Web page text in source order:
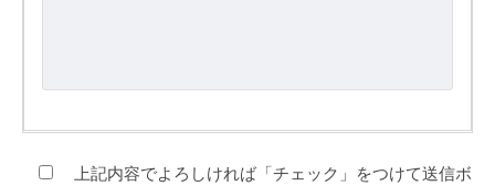
上記内容でよろしければ「チェック」をつけて送信ボ